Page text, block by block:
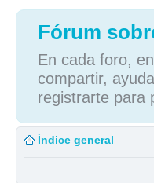
Fórum
En cada foro,
compartir,
registrarte para
Índice general